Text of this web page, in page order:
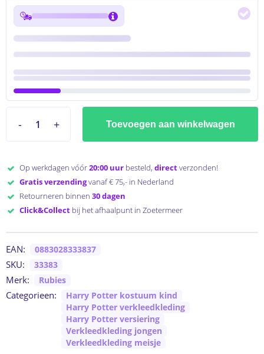
Verzending maandag
1 van 5 stuks geselecteerd
Maximaal5 stuksbeschikbaar via ons magazijn
Voor23:59 uurbesteld =morgenverzonden!
Toevoegen aan winkelwagen
Op werkdagen vóór20:00 uurbesteld, directverzonden!
Gratis verzendingvanaf € 75,- in Nederland
Retourneren binnen 30 dagen
Click&Collectbij het afhaalpunt in Zoetermeer
EAN: 0883028333837
SKU: 33383
Merk: Rubies
Categorieen:
Harry Potter kostuum kind
Harry Potter verkleedkleding
Harry Potter versiering
Verkleedkleding jongen
Verkleedkleding meisje